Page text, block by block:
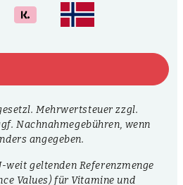
Mehrwertsteuer zzgl.
Nachnahmegebühren, wenn
angegeben.
weit geltenden Referenzmenge
Values) für Vitamine und